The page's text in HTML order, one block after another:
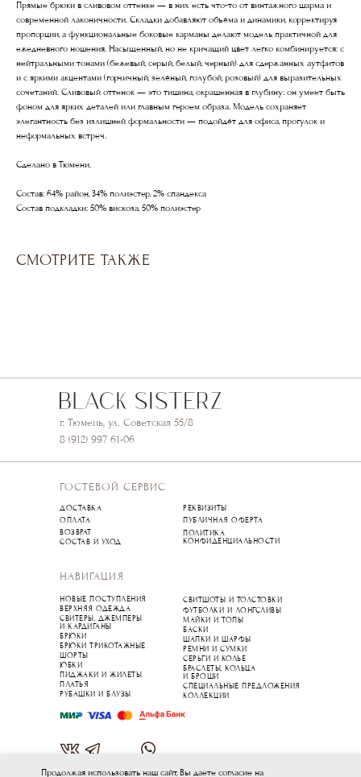
Продолжая использовать наш сайт, Вы даете согласие на
Прямые брюки в сливовом оттенке — в них есть что‑то от винтажного шарма и
современной лаконичности. Складки добавляют объёма и динамики, корректируя
пропорции, а функциональные боковые карманы делают модель практичной для
ежедневного ношения. Насыщенный, но не кричащий цвет легко комбинируется: с
нейтральными тонами (бежевый, серый, белый, черный) для сдержанных аутфитов
и с яркими акцентами (горчичный, зелёный, голубой, розовый) для выразительных
сочетаний. Сливовый оттенок — это тишина, окрашенная в глубину: он умеет быть
фоном для ярких деталей или главным героем образа. Модель сохраняет
элегантность без излишней формальности — подойдёт для офиса, прогулок и
неформальных встреч.
Сделано в Тюмени.
Состав: 64% район, 34% полиэстер, 2% спандекса
Состав подкладки: 50% вискоза, 50% полиэстер
СМОТРИТЕ ТАКЖЕ
ГОСТЕВОЙ СЕРВИС
г. Тюмень, ул. Советская 55/8
8 (912) 997 61-06
НАВИГАЦИЯ
ДОСТАВКА
ВОЗВРАТ
СОСТАВ И УХОД
РЕКВИЗИТЫ
ПОЛИТИКА
КОНФИДЕНЦИАЛЬНОСТИ
ОПЛАТА ПУБЛИЧНАЯ ОФЕРТА
ПЛАТЬЯ
ПИДЖАКИ И ЖИЛЕТЫ
НОВЫЕ ПОСТУПЛЕНИЯ
СВИТЕРЫ, ДЖЕМПЕРЫ
И КАРДИГАНЫ
ШОРТЫ
БРЮКИ ТРИКОТАЖНЫЕ
БРЮКИ
ЮБКИ
ВЕРХНЯЯ ОДЕЖДА
РУБАШКИ И БЛУЗЫ
СПЕЦИАЛЬНЫЕ ПРЕДЛОЖЕНИЯ
КОЛЛЕКЦИИ
БАСКИ
РЕМНИ И СУМКИ
ФУТБОЛКИ И ЛОНГСЛИВЫ
СВИТШОТЫ И ТОЛСТОВКИ
МАЙКИ И ТОПЫ
БРАСЛЕТЫ, КОЛЬЦА
И БРОШИ
СЕРЬГИ И КОЛЬЕ
ШАПКИ И ШАРФЫ